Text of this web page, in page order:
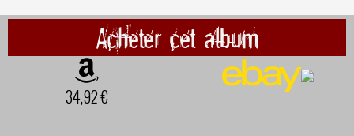
Acheter cet album
34,92 €